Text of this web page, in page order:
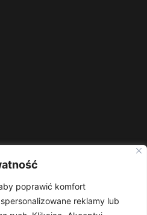
poprawić komfort
reklamy lub